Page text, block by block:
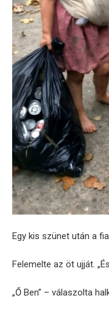
Egy kis szünet után a
Felemelte az öt ujját.
„Ő Ben” – válaszolta